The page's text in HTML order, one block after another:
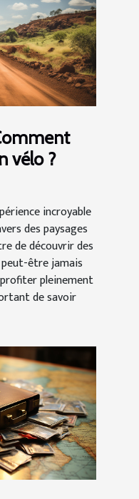
vélo ?
incroyable
des paysages
de découvrir des
être jamais
pleinement
de savoir